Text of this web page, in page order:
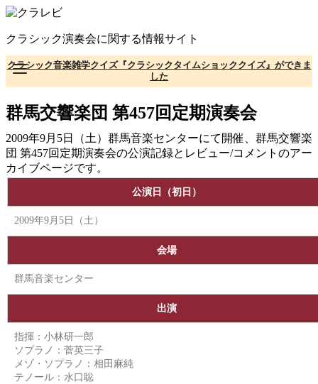
コ
テ
ン
ツ
へ
動
クラシック演奏会に関する情報サイト
クラシック音楽雑学クイズ『クラシックタイムショッククイズ』ができま
した
群馬交響楽団 第457回定期演奏会
2009年9月5日（土）群馬音楽センターにて開催、群馬交響楽
団 第457回定期演奏会の公演記録とレビュー/コメントのアー
カイブページです。
公演日（初日）
2009年9月5日（土）
会場
群馬音楽センター
出演
指揮：小林研一郎
ソプラノ：菅英三子
メゾ・ソプラノ：相田麻純
テノール：水口聡